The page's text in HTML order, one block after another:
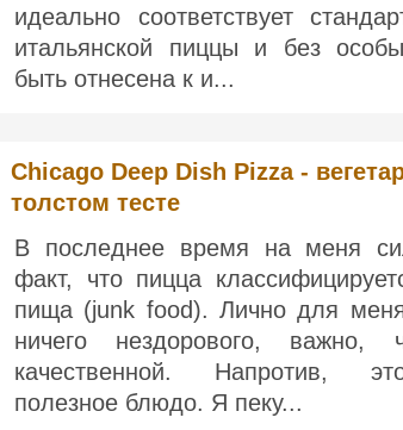
идеально соответствует
итальянской пиццы и без
быть отнесена к и...
Chicago Deep Dish Pizza -
толстом тесте
В последнее время на меня
факт, что пицца
пища (junk food). Лично для
ничего нездорового,
качественной. Напротив,
полезное блюдо. Я пеку...